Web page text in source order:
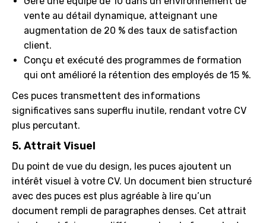
vente au détail dynamique, atteignant une
augmentation de 20 % des taux de satisfaction
client.
Conçu et exécuté des programmes de formation
qui ont amélioré la rétention des employés de 15 %.
Ces puces transmettent des informations
significatives sans superflu inutile, rendant votre CV
plus percutant.
5. Attrait Visuel
Du point de vue du design, les puces ajoutent un
intérêt visuel à votre CV. Un document bien structuré
avec des puces est plus agréable à lire qu’un
document rempli de paragraphes denses. Cet attrait